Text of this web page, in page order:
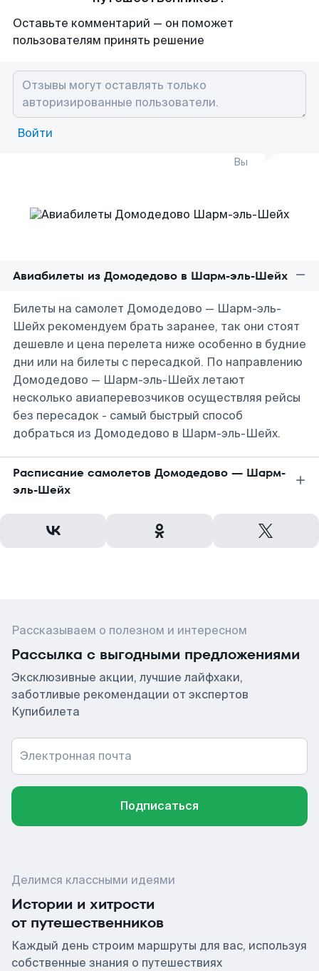
Оставьте комментарий — он поможет
пользователям принять решение
Войти
Вы
Авиабилеты из Домодедово в Шарм-эль-Шейх
Билеты на самолет Домодедово — Шарм-эль-
Шейх рекомендуем брать заранее, так они стоят
дешевле и цена перелета ниже особенно в будние
дни или на билеты с пересадкой. По направлению
Домодедово — Шарм-эль-Шейх летают
несколько авиаперевозчиков осуществляя рейсы
без пересадок - самый быстрый способ
добраться из Домодедово в Шарм-эль-Шейх.
Расписание самолетов Домодедово — Шарм-
эль-Шейх
Рассказываем о полезном и интересном
Рассылка с выгодными предложениями
Эксклюзивные акции, лучшие лайфхаки,
заботливые рекомендации от экспертов
Купибилета
Электронная почта
Подписаться
Делимся классными идеями
Истории и хитрости
от путешественников
Каждый день строим маршруты для вас, используя
собственные знания о путешествиях